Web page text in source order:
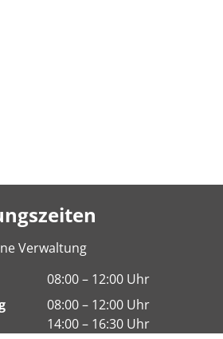
Verwaltung
08:00 – 12:00 Uhr
08:00 – 12:00 Uhr
14:00 – 16:30 Uhr